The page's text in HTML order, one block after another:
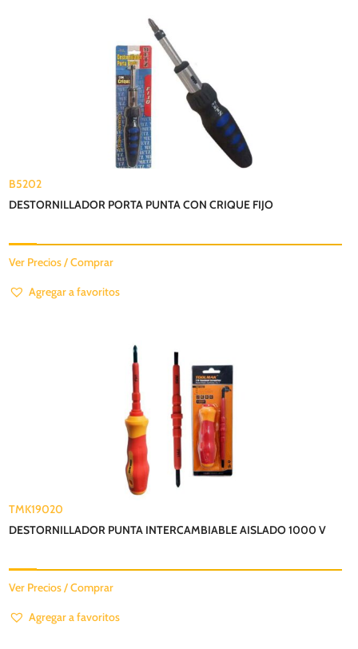
B5202
DESTORNILLADOR PORTA PUNTA CON CRIQUE FIJO
Ver Precios / Comprar
Agregar a favoritos
TMK19020
DESTORNILLADOR PUNTA INTERCAMBIABLE AISLADO 1000 V
Ver Precios / Comprar
Agregar a favoritos